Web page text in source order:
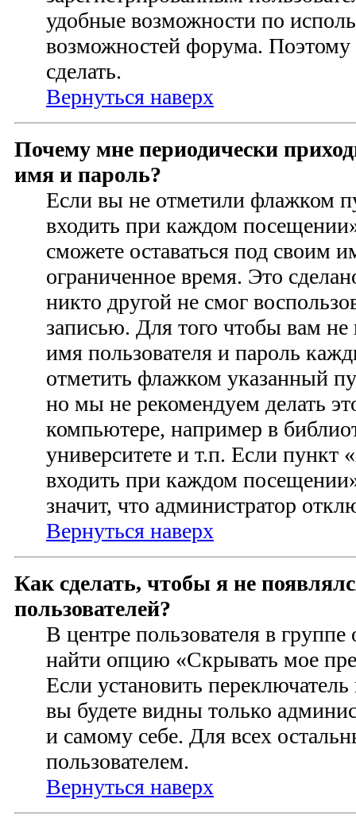
удобные возможности по
возможностей форума.
сделать.
Вернуться наверх
Почему мне периодически
имя и пароль?
Если вы не отметили флажком
входить при каждом
сможете оставаться под своим
ограниченное время. Это
никто другой не смог
записью. Для того чтобы вам не
имя пользователя и пароль
отметить флажком указанный
но мы не рекомендуем делать
компьютере, например в
университете и т.п. Если пункт
входить при каждом посещении»
значит, что администратор
Вернуться наверх
Как сделать, чтобы я не
пользователей?
В центре пользователя в
найти опцию «Скрывать мое
Если установить
вы будете видны только
и самому себе. Для всех
пользователем.
Вернуться наверх